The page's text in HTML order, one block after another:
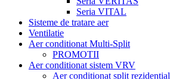
Seria VITAL
Sisteme de tratare aer
Ventilatie
Aer conditionat Multi-Split
PROMOTII
Aer conditionat sistem VRV
Aer conditionat split rezidential